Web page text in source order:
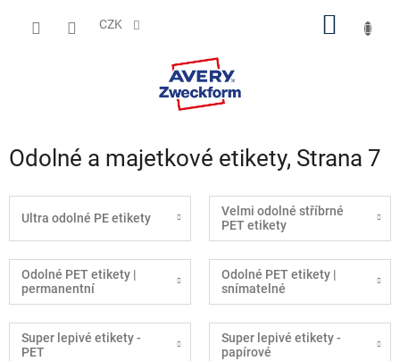
CZK
Odolné a majetkové etikety, Strana 7
Ultra odolné PE etikety
Velmi odolné stříbrné
PET etikety
Odolné PET etikety |
permanentní
Odolné PET etikety |
snímatelné
Super lepivé etikety -
PET
Super lepivé etikety -
papírové